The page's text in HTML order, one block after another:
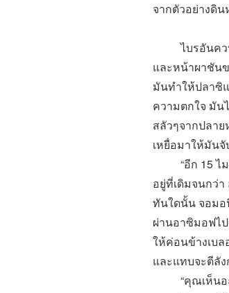
จากตัวอย่างดิ
ไบรอันควบคุ
และหน้าผาชัน
มันทำให้ปลาซิ
ความตกใจ มัน
สลัวๆจากปลา
เหยื่อมาให้มัน
“อีก 15 ไ
อยู่ที่เดิมจนกว่
ทันใดนั้น จอมอ
ผ่านอาซิมอฟไ
ให้ค่อนข้างเบ
และแทบจะตีลัง
“คุณเห็นอ